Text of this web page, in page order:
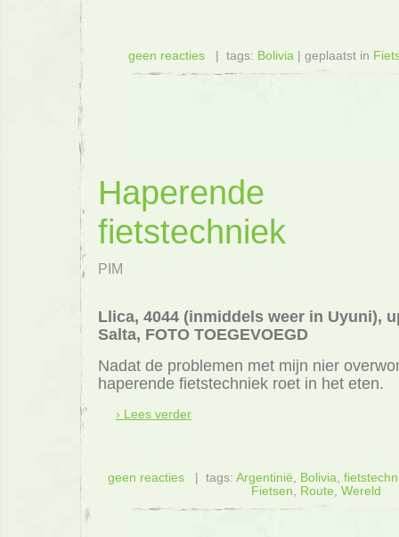
geen reacties | tags: Bolivia | geplaatst in
Haperende
fietstechniek
PIM
Llica, 4044 (inmiddels weer in Uyuni),
Salta, FOTO TOEGEVOEGD
Nadat de problemen met mijn nier
haperende fietstechniek roet in het eten.
› Lees verder
geen reacties| tags: Argentinië, Bolivia,
Fietsen, Route, Wereld